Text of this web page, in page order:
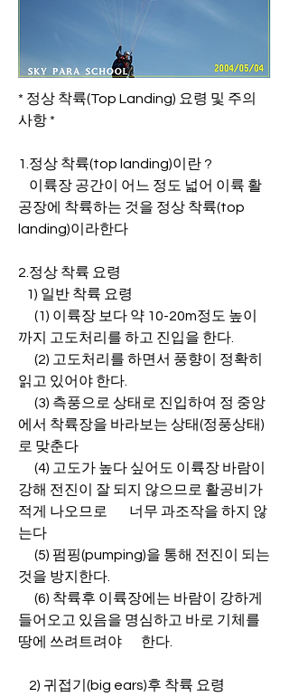
* 정상 착륙(Top Landing) 요령 및 주의
사항 *
1.정상 착륙(top landing)이란 ?
공장에 착륙하는 것을 정상 착륙(top
landing)이라한다
2.정상 착륙 요령
   1) 일반 착륙 요령
까지 고도처리를 하고 진입을 한다.
읽고 있어야 한다.
에서 착륙장을 바라보는 상태(정풍상태)
로 맞춘다
강해 전진이 잘 되지 않으므로 활공비가
적게 나오므로        너무 과조작을 하지 않
는다
것을 방지한다.
들어오고 있음을 명심하고 바로 기체를
땅에 쓰려트려야       한다.
    2) 귀접기(big ears)후 착륙 요령